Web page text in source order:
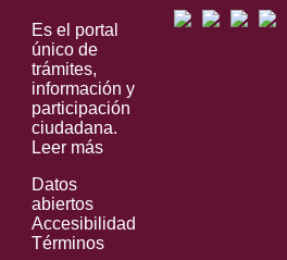
Es el portal
único de
trámites,
información y
participación
ciudadana.
Leer más
Datos
abiertos
Accesibilidad
Términos